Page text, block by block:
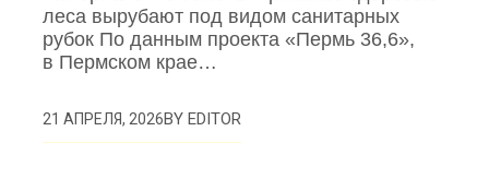
леса вырубают под видом санитарных
рубок По данным проекта «Пермь 36,6»,
в Пермском крае…
21 АПРЕЛЯ, 2026BYEDITOR